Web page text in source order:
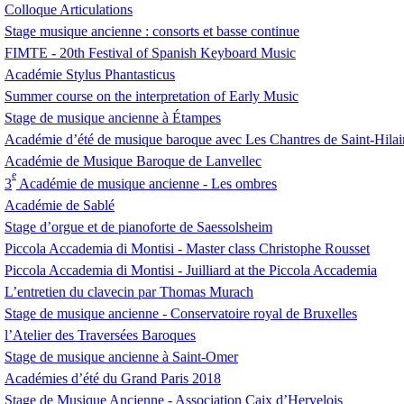
Colloque Articulations
Stage musique ancienne : consorts et basse continue
FIMTE - 20th Festival of Spanish Keyboard Music
Académie Stylus Phantasticus
Summer course on the interpretation of Early Music
Stage de musique ancienne à Étampes
Académie d’été de musique baroque avec Les Chantres de Saint-
Académie de Musique Baroque de Lanvellec
3
e
Académie de musique ancienne - Les ombres
Académie de Sablé
Stage d’orgue et de pianoforte de Saessolsheim
Piccola Accademia di Montisi - Master class Christophe Rousset
Piccola Accademia di Montisi - Juilliard at the Piccola Accademia
L’entretien du clavecin par Thomas Murach
Stage de musique ancienne - Conservatoire royal de Bruxelles
l’Atelier des Traversées Baroques
Stage de musique ancienne à Saint-Omer
Académies d’été du Grand Paris 2018
Stage de Musique Ancienne - Association Caix d’Hervelois